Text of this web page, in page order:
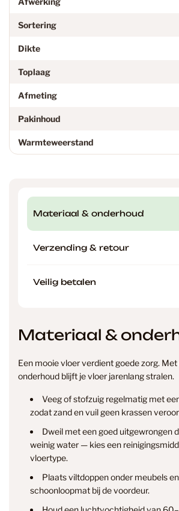
Sortering
Dikte
Toplaag
Afmeting
Pakinhoud
Warmteweerstand
Materiaal & onderhoud
Verzending & retour
Veilig betalen
Materiaal &
Een mooie vloer verdient goede zorg.
onderhoud blijft je vloer jarenlang stralen.
Veeg of stofzuig regelmatig met
zodat zand en vuil geen krassen
Dweil met een goed uitgewrongen
weinig water — kies een
vloertype.
Plaats viltdoppen onder meubels
schoonloopmat bij de voordeur.
info@smantvloeren.nl